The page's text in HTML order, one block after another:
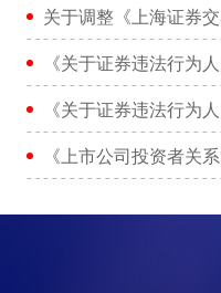
关于调整《上海证券
《关于证券违法行为
《关于证券违法行为
《上市公司投资者关